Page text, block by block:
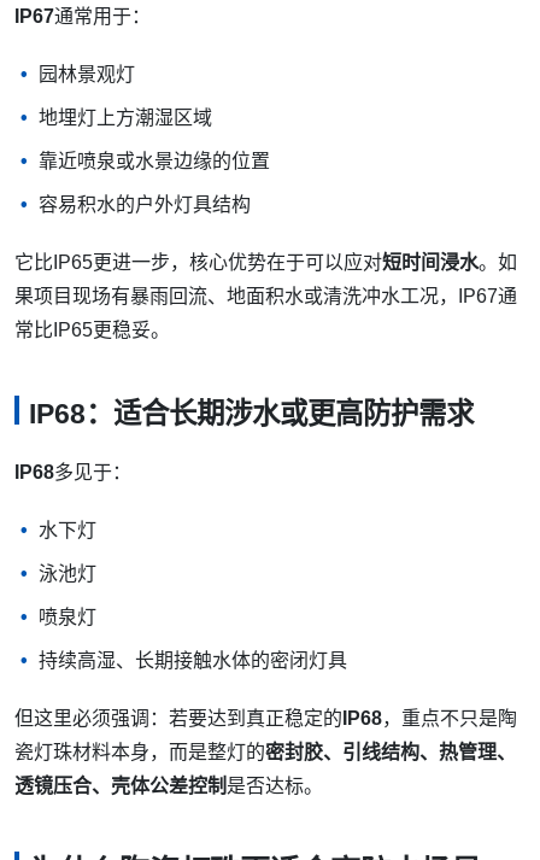
IP67通常用于：
园林景观灯
地埋灯上方潮湿区域
靠近喷泉或水景边缘的位置
容易积水的户外灯具结构
它比IP65更进一步，核心优势在于可以应对短时间浸水。如
果项目现场有暴雨回流、地面积水或清洗冲水工况，IP67通
常比IP65更稳妥。
IP68：适合长期涉水或更高防护需求
IP68多见于：
水下灯
泳池灯
喷泉灯
持续高湿、长期接触水体的密闭灯具
但这里必须强调：若要达到真正稳定的 IP68，重点不只是陶
瓷灯珠材料本身，而是整灯的密封胶、引线结构、热管理、
透镜压合、壳体公差控制 是否达标。